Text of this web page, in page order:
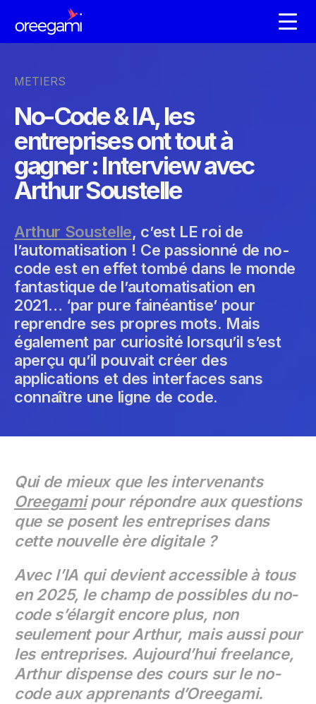
METIERS
No-Code & IA, les
entreprises ont tout à
gagner : Interview avec
Arthur Soustelle
Arthur Soustelle, c’est LE roi de
l’automatisation ! Ce passionné de no-
code est en effet tombé dans le monde
fantastique de l’automatisation en
2021… ‘par pure fainéantise’ pour
reprendre ses propres mots. Mais
également par curiosité lorsqu’il s’est
aperçu qu’il pouvait créer des
applications et des interfaces sans
connaître une ligne de code.
Qui de mieux que les intervenants
Oreegamipour répondre aux questions
que se posent les entreprises dans
cette nouvelle ère digitale ?
Avec l’IA qui devient accessible à tous
en 2025, le champ de possibles du no-
code s’élargit encore plus, non
seulement pour Arthur, mais aussi pour
les entreprises. Aujourd’hui freelance,
Arthur dispense des cours sur le no-
code aux apprenants d’Oreegami.